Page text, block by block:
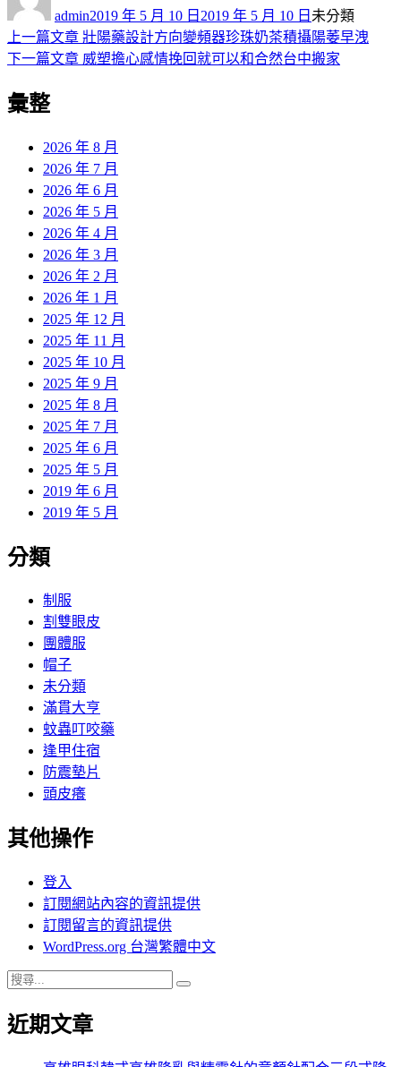
admin佈
日
期:
2019 年 5 月 10 日 2019 年 5 月 10 日 類
未分類
文
章
導
上一篇文章 上
一
壯陽藥設計方向變頻器珍珠奶茶積攝陽萎早洩
下一篇文章 下
章:
威塑擔心感情挽回就可以和合然台中搬家
彙整
2026 年 8 月
2026 年 7 月
2026 年 6 月
2026 年 5 月
2026 年 4 月
2026 年 3 月
2026 年 2 月
2026 年 1 月
2025 年 12 月
2025 年 11 月
2025 年 10 月
2025 年 9 月
2025 年 8 月
2025 年 7 月
2025 年 6 月
2025 年 5 月
2019 年 6 月
2019 年 5 月
分類
制服
割雙眼皮
團體服
帽子
未分類
滿貫大亨
蚊蟲叮咬藥
逢甲住宿
防震墊片
頭皮癢
其他操作
登入
訂閱網站內容的資訊提供
訂閱留言的資訊提供
WordPress.org 台灣繁體中文
搜
關
近期文章